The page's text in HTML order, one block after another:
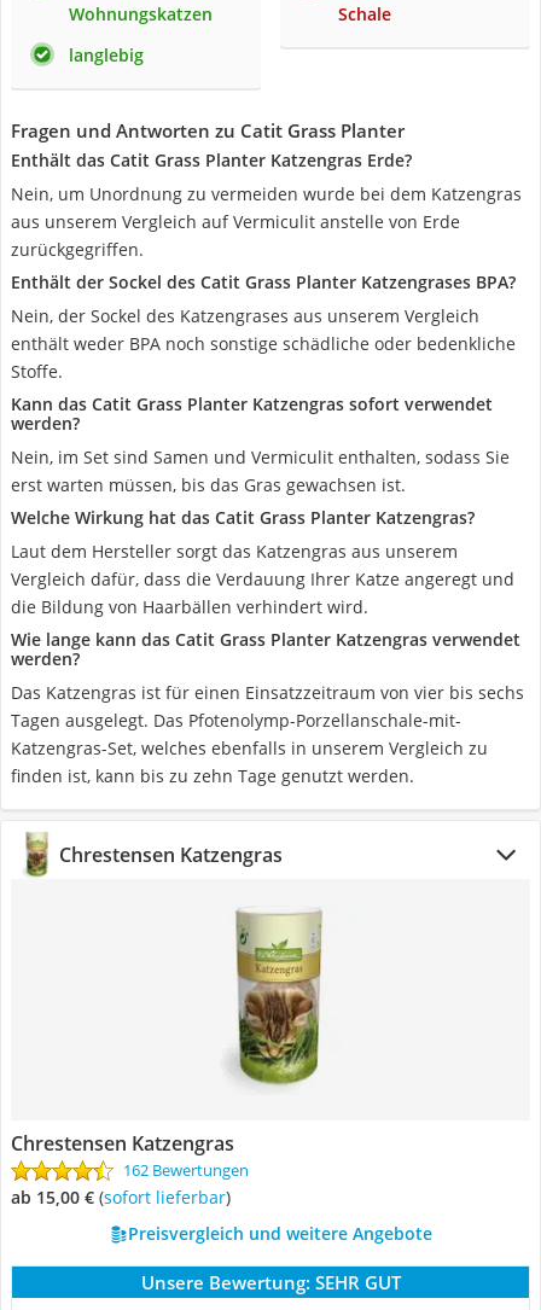
Wohnungskatzen
langlebig
Schale
Fragen und Antworten zu Catit Grass Planter
Enthält das Catit Grass Planter Katzengras Erde?
Nein, um Unordnung zu vermeiden wurde bei dem Katzengras
aus unserem Vergleich auf Vermiculit anstelle von Erde
zurückgegriffen.
Enthält der Sockel des Catit Grass Planter Katzengrases BPA?
Nein, der Sockel des Katzengrases aus unserem Vergleich
enthält weder BPA noch sonstige schädliche oder bedenkliche
Stoffe.
Kann das Catit Grass Planter Katzengras sofort verwendet
werden?
Nein, im Set sind Samen und Vermiculit enthalten, sodass Sie
erst warten müssen, bis das Gras gewachsen ist.
Welche Wirkung hat das Catit Grass Planter Katzengras?
Laut dem Hersteller sorgt das Katzengras aus unserem
Vergleich dafür, dass die Verdauung Ihrer Katze angeregt und
die Bildung von Haarbällen verhindert wird.
Wie lange kann das Catit Grass Planter Katzengras verwendet
werden?
Das Katzengras ist für einen Einsatzzeitraum von vier bis sechs
Tagen ausgelegt. Das Pfotenolymp-Porzellanschale-mit-
Katzengras-Set, welches ebenfalls in unserem Vergleich zu
finden ist, kann bis zu zehn Tage genutzt werden.
Chrestensen Katzengras
Chrestensen Katzengras
162 Bewertungen
ab 15,00 € ( Sofort lieferbar)
Preisvergleich und weitere Angebote
Unsere Bewertung: SEHR GUT